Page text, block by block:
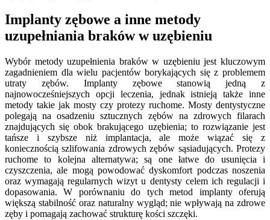
Implanty zębowe a inne metody
uzupełniania braków w uzębieniu
Wybór metody uzupełnienia braków w uzębieniu jest kluczowym
zagadnieniem dla wielu pacjentów borykających się z problemem
utraty zębów. Implanty zębowe stanowią jedną z
najnowocześniejszych opcji leczenia, jednak istnieją także inne
metody takie jak mosty czy protezy ruchome. Mosty dentystyczne
polegają na osadzeniu sztucznych zębów na zdrowych filarach
znajdujących się obok brakującego uzębienia; to rozwiązanie jest
tańsze i szybsze niż implantacja, ale może wiązać się z
koniecznością szlifowania zdrowych zębów sąsiadujących. Protezy
ruchome to kolejna alternatywa; są one łatwe do usunięcia i
czyszczenia, ale mogą powodować dyskomfort podczas noszenia
oraz wymagają regularnych wizyt u dentysty celem ich regulacji i
dopasowania. W porównaniu do tych metod implanty oferują
większą stabilność oraz naturalny wygląd; nie wpływają na zdrowe
zęby i pomagają zachować strukturę kości szczęki.